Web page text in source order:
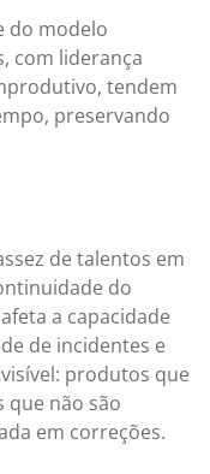
do modelo
com liderança
tendem
preservando
de talentos em
do
a capacidade
de incidentes e
produtos que
que não são
em correções.